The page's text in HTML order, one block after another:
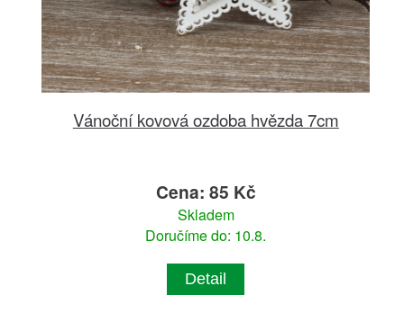
Vánoční kovová ozdoba hvězda 7cm
Cena: 85 Kč
Skladem
Doručíme do: 10.8.
Detail